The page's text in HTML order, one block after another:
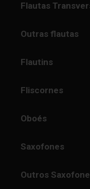
Flautas
Outras flautas
Flautins
Fliscornes
Oboés
Saxofones
Outros